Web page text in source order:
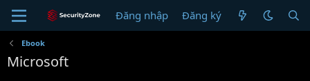
Đăng nhập Đăng ký
Ebook
Microsoft